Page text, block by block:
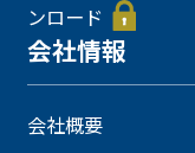
ンロード
会社情報
会社概要